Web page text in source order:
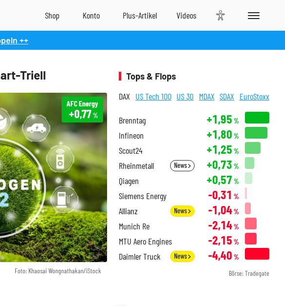
++
Triell
Foto: Khaosai Wongnathakan/iStock
AFC Energy
+0,77 %
Tops & Flops
DAX US Tech 100 US 30 MDAX SDAX EuroStoxx
Brenntag +1,95 %
Infineon +1,80 %
Scout24 +1,25 %
Rheinmetall News +0,73 %
Qiagen +0,57 %
Siemens Energy -0,31 %
Allianz News -1,04%
Munich Re -2,14%
MTU Aero Engines -2,15 %
Daimler Truck News -4,40 %
Börse: Tradegate